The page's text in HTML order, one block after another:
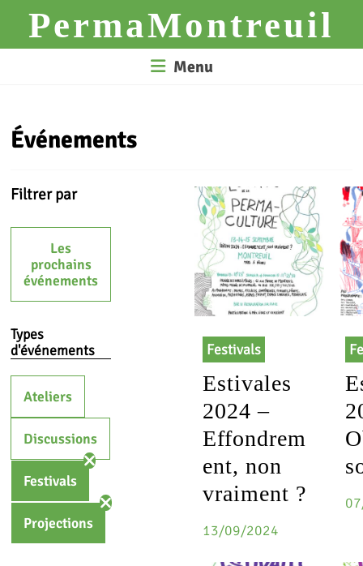
contentPermaMontreuil
Menu
Événements
Filtrer par
Les
prochains
événements
Types
d'événements
Ateliers
Discussions
Festivals
Projections
Festivals
Estivales
2024 –
Effondrem
ent, non
vraiment ?
13/09/2024